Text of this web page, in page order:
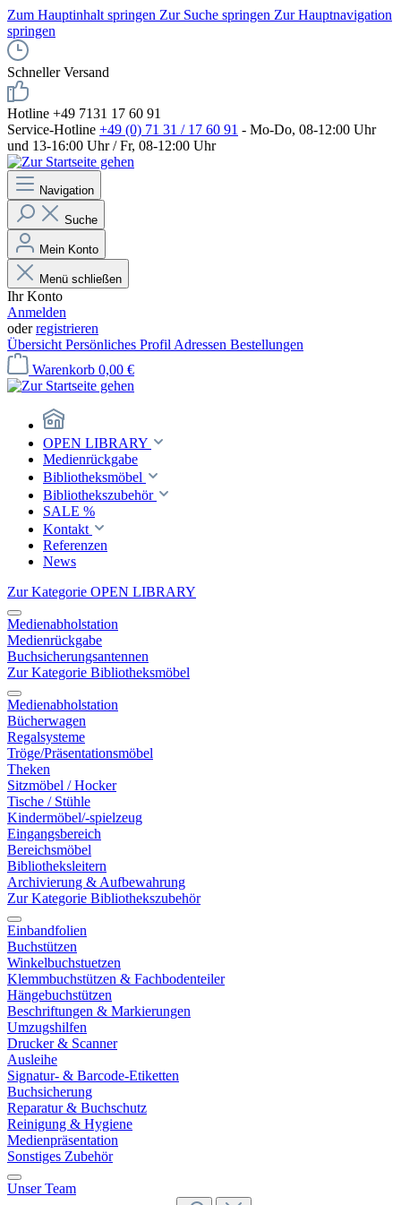
Zum Hauptinhalt springen Zur Suche springen Zur Hauptnavigation
springen
Schneller Versand
Hotline +49 7131 17 60 91
Service-Hotline +49 (0) 71 31 / 17 60 91 - Mo-Do, 08-12:00 Uhr
und 13-16:00 Uhr / Fr, 08-12:00 Uhr
Navigation
Suche
Mein Konto
Menü schließen
Ihr Konto
Anmelden
oderregistrieren
Übersicht Persönliches Profil Adressen Bestellungen
Warenkorb 0,00 €
OPEN LIBRARY
Medienrückgabe
Bibliotheksmöbel
Bibliothekszubehör
SALE %
Kontakt
Referenzen
News
Zur Kategorie OPEN LIBRARY
Medienabholstation
Medienrückgabe
Buchsicherungsantennen
Zur Kategorie Bibliotheksmöbel
Medienabholstation
Bücherwagen
Regalsysteme
Tröge/Präsentationsmöbel
Theken
Sitzmöbel / Hocker
Tische / Stühle
Kindermöbel/-spielzeug
Eingangsbereich
Bereichsmöbel
Bibliotheksleitern
Archivierung & Aufbewahrung
Zur Kategorie Bibliothekszubehör
Einbandfolien
Buchstützen
Winkelbuchstuetzen
Klemmbuchstützen & Fachbodenteiler
Hängebuchstützen
Beschriftungen & Markierungen
Umzugshilfen
Drucker & Scanner
Ausleihe
Signatur- & Barcode-Etiketten
Buchsicherung
Reparatur & Buchschutz
Reinigung & Hygiene
Medienpräsentation
Sonstiges Zubehör
Unser Team